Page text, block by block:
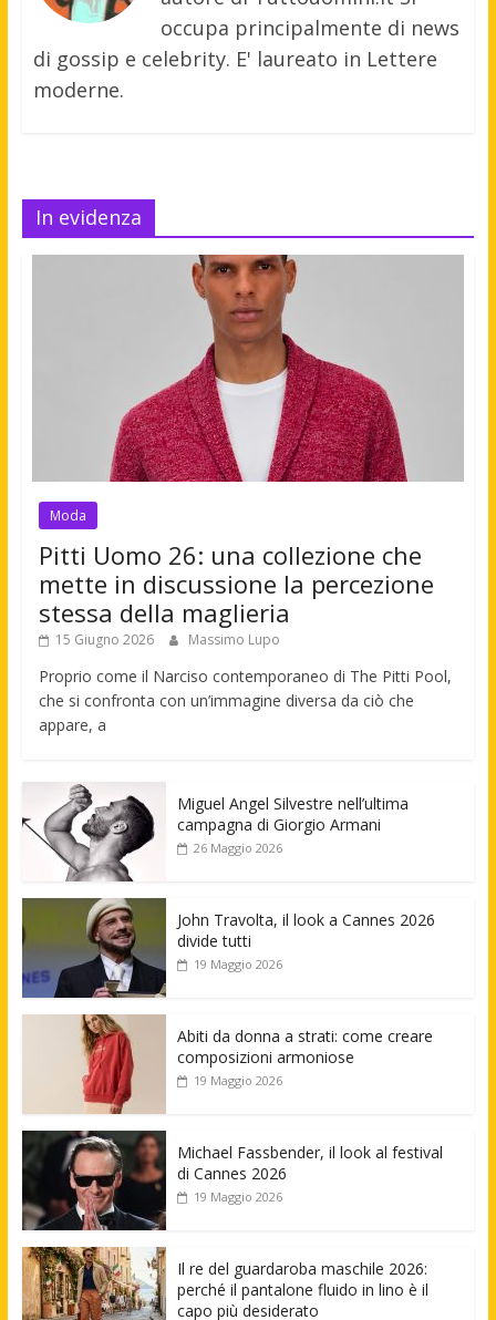
occupa principalmente di news
di gossip e celebrity. E' laureato in Lettere
moderne.
In evidenza
Moda
Pitti Uomo 26: una collezione che
mette in discussione la percezione
stessa della maglieria
15 Giugno 2026 Massimo Lupo
Proprio come il Narciso contemporaneo di The Pitti Pool,
che si confronta con un’immagine diversa da ciò che
appare, a
Miguel Angel Silvestre nell’ultima
campagna di Giorgio Armani
26 Maggio 2026
John Travolta, il look a Cannes 2026
divide tutti
19 Maggio 2026
Abiti da donna a strati: come creare
composizioni armoniose
19 Maggio 2026
Michael Fassbender, il look al festival
di Cannes 2026
19 Maggio 2026
Il re del guardaroba maschile 2026:
perché il pantalone fluido in lino è il
capo più desiderato